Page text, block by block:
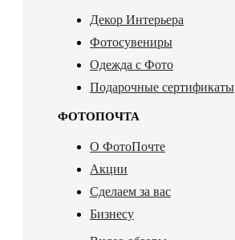
Декор Интерьера
Фотосувениры
Одежда с Фото
Подарочные сертификаты
ФОТОПОЧТА
О ФотоПочте
Акции
Сделаем за вас
Бизнесу